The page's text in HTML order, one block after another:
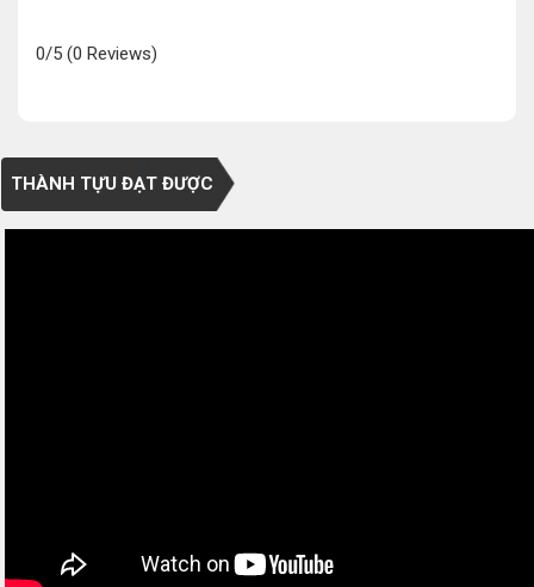
0/5 (0 Reviews)
THÀNH TỰU ĐẠT ĐƯỢC